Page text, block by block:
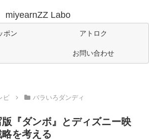
miyearnZZ Labo
ポン アトロク
お問い合わせ
ビ バラいろダンディ
『ダンボ』とディズニー映
を考える